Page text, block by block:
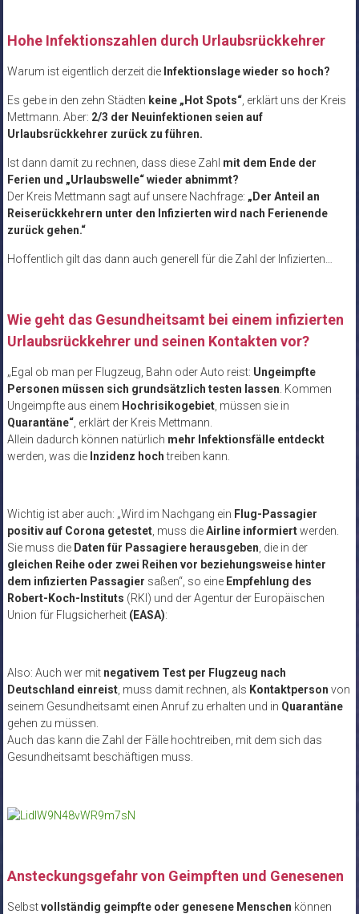
Hohe Infektionszahlen durch Urlaubsrückkehrer
Warum ist eigentlich derzeit die Infektionslage wieder so hoch?
Es gebe in den zehn Städten keine „Hot Spots“, erklärt uns der Kreis
Mettmann. Aber: 2/3 der Neuinfektionen seien auf
Urlaubsrückkehrer zurück zu führen.
Ist dann damit zu rechnen, dass diese Zahl mit dem Ende der
Ferien und „Urlaubswelle“ wieder abnimmt?
Der Kreis Mettmann sagt auf unsere Nachfrage: „Der Anteil an
Reiserückkehrern unter den Infizierten wird nach Ferienende
zurück gehen.“
Hoffentlich gilt das dann auch generell für die Zahl der Infizierten…
Wie geht das Gesundheitsamt bei einem infizierten
Urlaubsrückkehrer und seinen Kontakten vor?
„Egal ob man per Flugzeug, Bahn oder Auto reist: Ungeimpfte
Personen müssen sich grundsätzlich testen lassen . Kommen
Ungeimpfte aus einem Hochrisikogebiet, müssen sie in
Quarantäne“, erklärt der Kreis Mettmann.
Allein dadurch können natürlich mehr Infektionsfälle entdeckt
werden, was die Inzidenz hochtreiben kann.
Wichtig ist aber auch: „Wird im Nachgang ein Flug-Passagier
positiv auf Corona getestet, muss dieAirline informiertwerden.
Sie muss die Daten für Passagiere herausgeben , die in der
gleichen Reihe oder zwei Reihen vor beziehungsweise hinter
dem infizierten Passagier saßen“, so eine Empfehlung des
Robert-Koch-Instituts (RKI) und der Agentur der Europäischen
Union für Flugsicherheit (EASA):
Also: Auch wer mit negativem Test per Flugzeug nach
Deutschland einreist, muss damit rechnen, als Kontaktperson von
seinem Gesundheitsamt einen Anruf zu erhalten und in Quarantäne
gehen zu müssen.
Auch das kann die Zahl der Fälle hochtreiben, mit dem sich das
Gesundheitsamt beschäftigen muss.
Ansteckungsgefahr von Geimpften und Genesenen
Selbstvollständig geimpfte oder genesene Menschen können